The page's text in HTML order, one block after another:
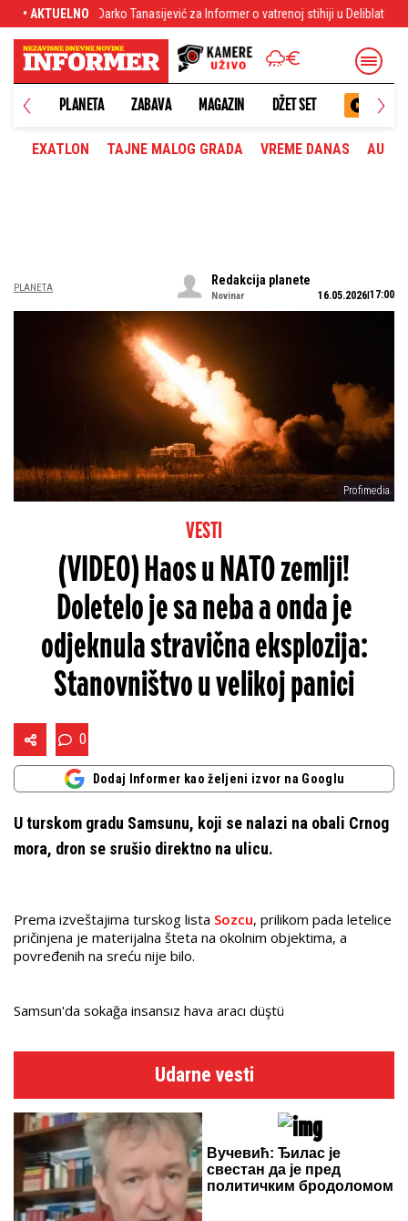
• AKTUELNO
za Informer o vatrenoj stihiji u Deliblatskoj peščari Đedović
PLANETA ZABAVA MAGAZIN DŽET SET
EXATLON TAJNE MALOG GRADA VREME DANAS
PLANETA
Redakcija planete
Novinar 16.05.2026 17:00
Profimedia
VESTI
(VIDEO) Haos u NATO zemlji!
Doletelo je sa neba a onda je
odjeknula stravična eksplozija:
Stanovništvo u velikoj panici
0
Dodaj Informer kao željeni izvor na Googlu
U turskom gradu Samsunu, koji se nalazi na obali Crnog
mora, dron se srušio direktno na ulicu.
Prema izveštajima turskog lista Sozcu, prilikom pada letelice
pričinjena je materijalna šteta na okolnim objektima, a
povređenih na sreću nije bilo.
Samsun'da sokağa insansız hava aracı düştü
Udarne vesti
Вучевић: Ђилас је
свестан да је пред
политичким бродоломом